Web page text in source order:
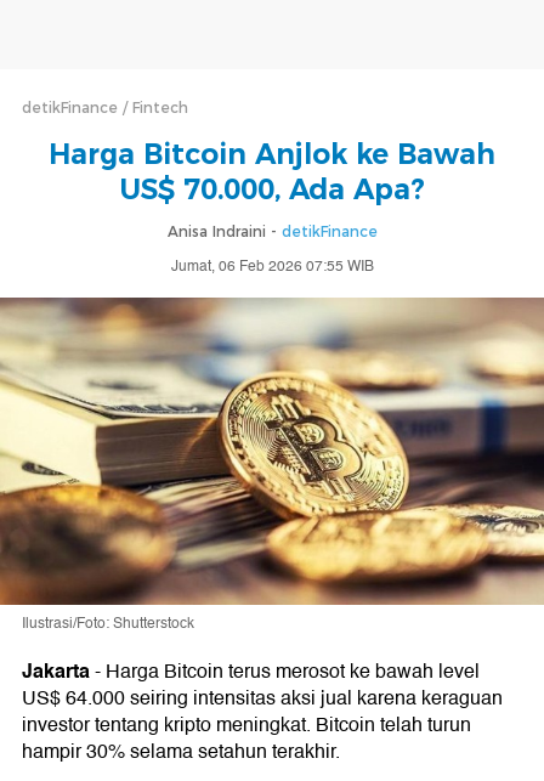
detikFinance Fintech
Harga Bitcoin Anjlok ke Bawah
US$ 70.000, Ada Apa?
Anisa Indraini - detikFinance
Jumat, 06 Feb 2026 07:55 WIB
Ilustrasi/Foto: Shutterstock
Jakarta-Harga Bitcoin terus merosot ke bawah level
US$ 64.000 seiring intensitas aksi jual karena keraguan
investor tentang kripto meningkat. Bitcoin telah turun
hampir 30% selama setahun terakhir.